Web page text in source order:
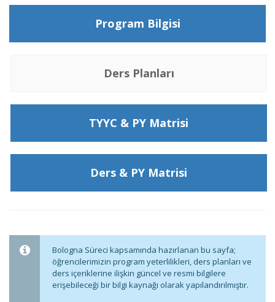
Program Bilgisi
Ders Planları
TYYC & PY Matrisi
Ders & PY Matrisi
Bologna Süreci kapsamında hazırlanan bu sayfa;
öğrencilerimizin program yeterlilikleri, ders planları ve
ders içeriklerine ilişkin güncel ve resmi bilgilere
erişebileceği bir bilgi kaynağı olarak yapılandırılmıştır.